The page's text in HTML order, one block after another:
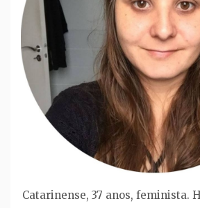
Catarinense, 37 anos, feminista.